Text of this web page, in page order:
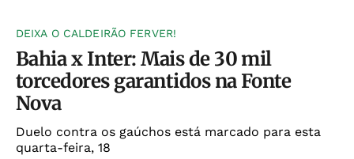
DEIXA O CALDEIRÃO FERVER!
Bahia x Inter: Mais de 30 mil
torcedores garantidos na Fonte
Nova
Duelo contra os gaúchos está marcado para esta
quarta-feira, 18